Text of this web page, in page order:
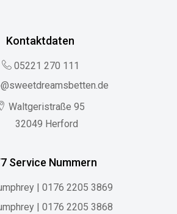
Kontaktdaten
05221 270 111
Waltgeristraße 95
32049 Herford
Service Nummern
| 0176 2205 3869
| 0176 2205 3868